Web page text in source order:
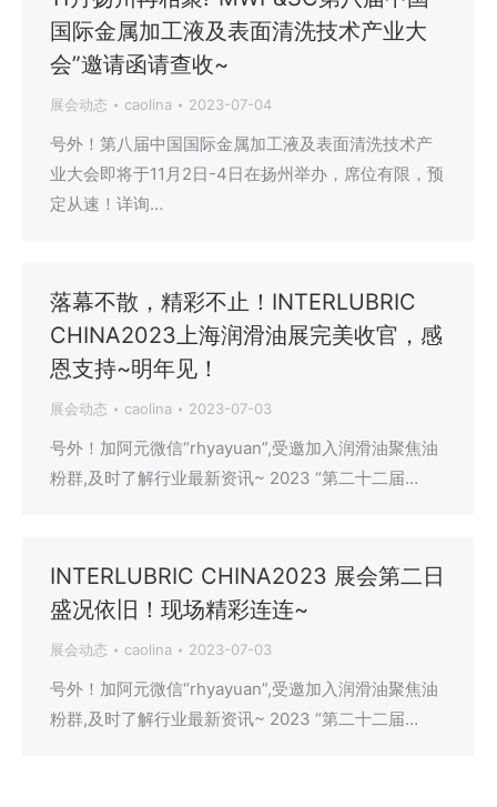
国际金属加工液及表面清洗技术产业大
会”邀请函请查收~
展会动态 caolina 2023-07-04
号外！第八届中国国际金属加工液及表面清洗技术产
业大会即将于11月2日-4日在扬州举办，席位有限，预
定从速！详询…
落幕不散，精彩不止！INTERLUBRIC
CHINA2023上海润滑油展完美收官，感
恩支持~明年见！
展会动态 caolina 2023-07-03
号外！加阿元微信“rhyayuan”,受邀加入润滑油聚焦油
粉群,及时了解行业最新资讯~ 2023 “第二十二届…
INTERLUBRIC CHINA2023 展会第二日
盛况依旧！现场精彩连连~
展会动态 caolina 2023-07-03
号外！加阿元微信“rhyayuan”,受邀加入润滑油聚焦油
粉群,及时了解行业最新资讯~ 2023 “第二十二届…